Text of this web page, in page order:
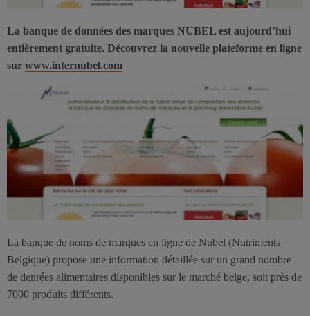
La banque de données des marques NUBEL est aujourd’hui
entièrement gratuite. Découvrez la nouvelle plateforme en ligne
sur www.internubel.com
La banque de noms de marques en ligne de Nubel (Nutriments
Belgique) propose une information détaillée sur un grand nombre
de denrées alimentaires disponibles sur le marché belge, soit près de
7000 produits différents.